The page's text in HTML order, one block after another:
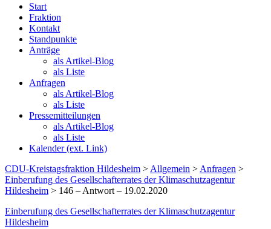
Springe
zum
Inhalt
Start
Fraktion
Kontakt
Standpunkte
Anträge
als Artikel-Blog
als Liste
Anfragen
als Artikel-Blog
als Liste
Pressemitteilungen
als Artikel-Blog
als Liste
Kalender (ext. Link)
CDU-Kreistagsfraktion Hildesheim > Allgemein > Anfragen >
Einberufung des Gesellschafterrates der Klimaschutzagentur
Hildesheim > 146 – Antwort – 19.02.2020
Einberufung des Gesellschafterrates der Klimaschutzagentur
Hildesheim